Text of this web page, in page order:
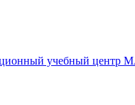
учебный центр